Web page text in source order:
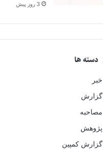
3 روز پیش
دسته ها
خبر
گزارش
مصاحبه
پژوهش
گزارش کمپین